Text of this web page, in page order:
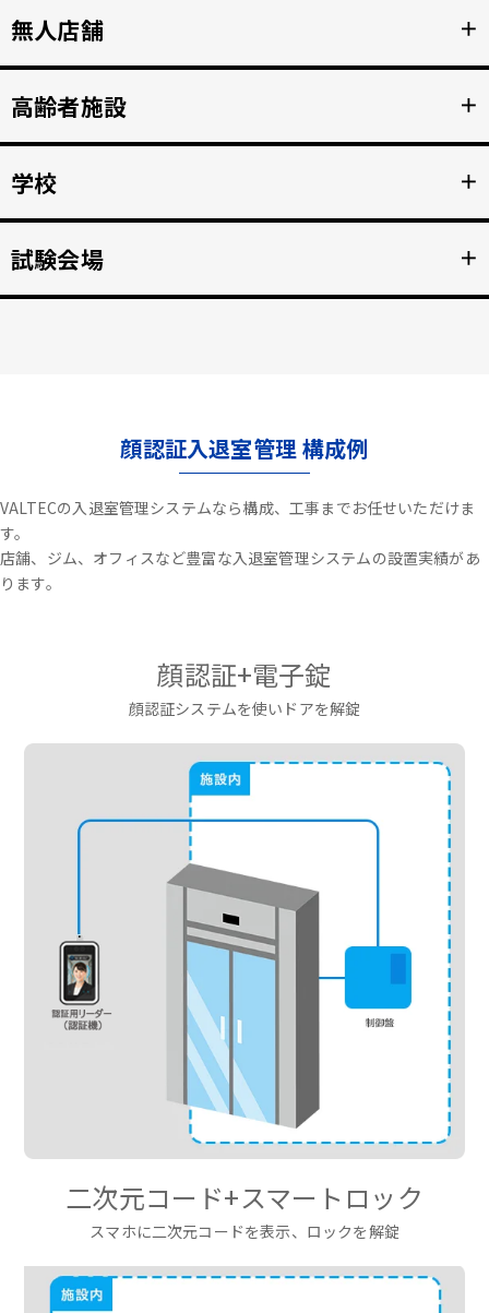
スマホへ接続。 入居者の顔を認証して、手ぶらでドア解
錠。
詳細を見る >>
無人店舗 ＋
時間無人営業を実現。
詳細を見る >>
高齢者施設 ＋
検知、スマホへの着信アラートで重大事故を防止。
詳細を見る >>
学校 ＋
詳細を見る >>
試験会場 ＋
顔認証入退室管理 構成例
VALTECの入退室管理システムなら構成、工事までお任せいただけま
す。
店舗、ジム、オフィスなど豊富な入退室管理システムの設置実績があ
ります。
顔認証+電子錠
顔認証システムを使いドアを解錠
二次元コード+スマートロック
スマホに二次元コードを表示、ロックを解錠